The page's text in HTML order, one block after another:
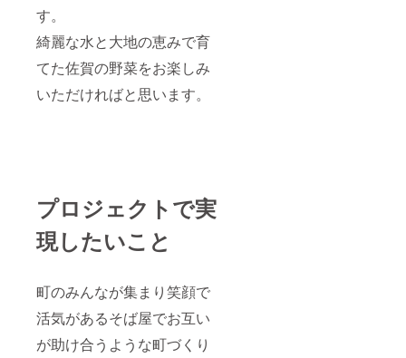
す。
綺麗な水と大地の恵みで育
てた佐賀の野菜をお楽しみ
いただければと思います。
プロジェクトで実
現したいこと
町のみんなが集まり笑顔で
活気があるそば屋でお互い
が助け合うような町づくり